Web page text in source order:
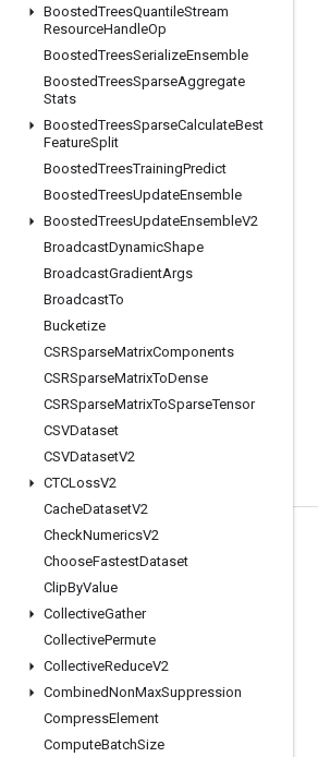
BoostedTreesQuantileStream
ResourceHandleOp
BoostedTreesSerializeEnsemble
BoostedTreesSparseAggregate
Stats
BoostedTreesSparseCalculateBest
FeatureSplit
BoostedTreesTrainingPredict
BoostedTreesUpdateEnsemble
BoostedTreesUpdateEnsembleV2
BroadcastDynamicShape
BroadcastGradientArgs
BroadcastTo
Bucketize
CSRSparseMatrixComponents
CSRSparseMatrixToDense
CSRSparseMatrixToSparseTensor
CSVDataset
CSVDatasetV2
CTCLossV2
CacheDatasetV2
CheckNumericsV2
ChooseFastestDataset
ClipByValue
CollectiveGather
CollectivePermute
CollectiveReduceV2
CombinedNonMaxSuppression
CompressElement
ComputeBatchSize
Блог
Форум
Twitter
YouTube